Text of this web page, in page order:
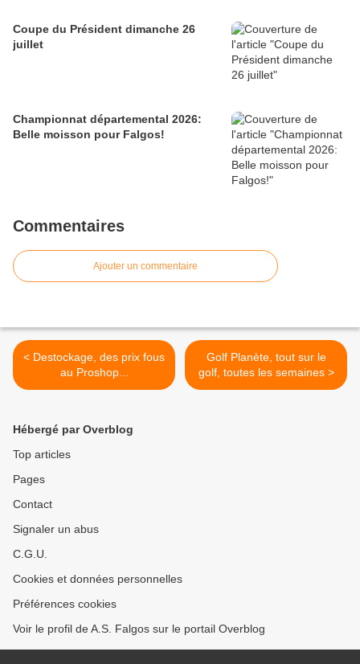
Coupe du Président dimanche 26
juillet
Championnat départemental 2026:
Belle moisson pour Falgos!
Commentaires
Ajouter un commentaire
< Destockage, des prix fous
au Proshop...
Golf Planète, tout sur le
golf, toutes les semaines >
Hébergé par Overblog
Top articles
Pages
Contact
Signaler un abus
C.G.U.
Cookies et données personnelles
Préférences cookies
Voir le profil de A.S. Falgos sur le portail Overblog